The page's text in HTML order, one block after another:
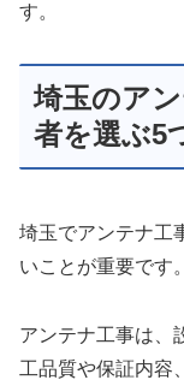
す。
埼玉のア
者を選ぶ5
埼玉でアンテナ工
いことが重要です。
アンテナ工事は、
工品質や保証内容